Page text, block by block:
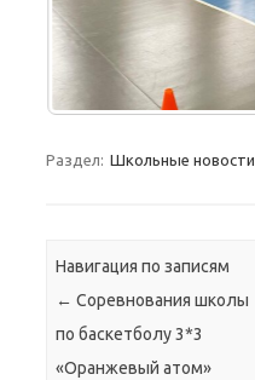
Раздел: Школьные новости
Навигация по записям
← Соревнования школы
по баскетболу 3*3
«Оранжевый атом»